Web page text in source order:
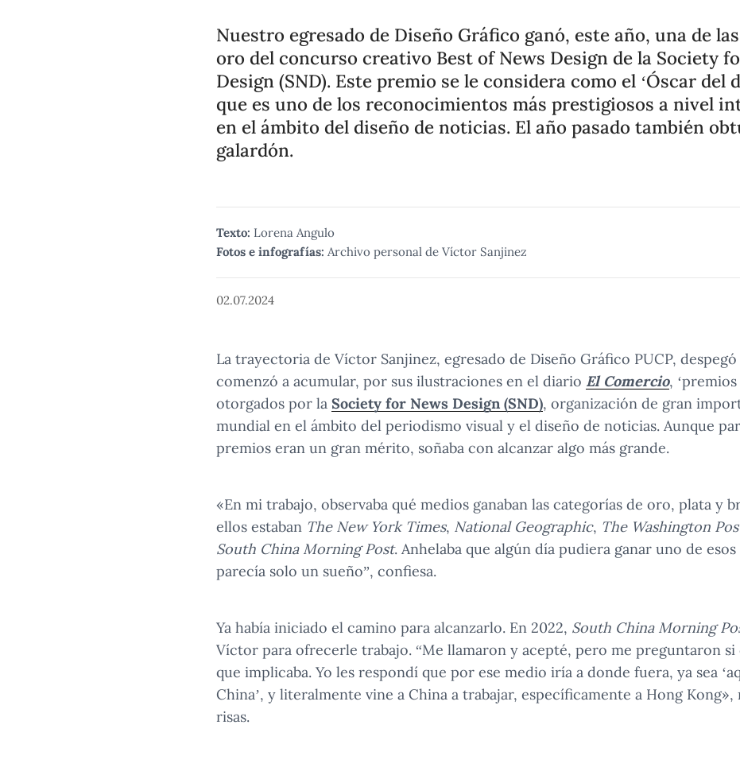
Nuestro egresado de Diseño Gráfico ganó, este año, una de
oro del concurso creativo Best of News Design de la Society
Design (SND). Este premio se le considera como el ‘Óscar del
que es uno de los reconocimientos más prestigiosos a nivel
en el ámbito del diseño de noticias. El año pasado también
galardón.
Texto: Lorena Angulo
Fotos e infografías: Archivo personal de Víctor Sanjinez
02.07.2024
La trayectoria de Víctor Sanjinez, egresado de Diseño Gráfico PUCP, despegó
comenzó a acumular, por sus ilustraciones en el diario El Comercio,
otorgados por la Society for News Design (SND), organización de gran
mundial en el ámbito del periodismo visual y el diseño de noticias. Aunque
premios eran un gran mérito, soñaba con alcanzar algo más grande.
«En mi trabajo, observaba qué medios ganaban las categorías de oro, plata y
ellos estaban The New York Times, National Geographic, The Washington
South China Morning Post. Anhelaba que algún día pudiera ganar uno de
parecía solo un sueño”, confiesa.
Ya había iniciado el camino para alcanzarlo. En 2022, South China Morning
Víctor para ofrecerle trabajo. “Me llamaron y acepté, pero me preguntaron
que implicaba. Yo les respondí que por ese medio iría a donde fuera, ya sea
China’, y literalmente vine a China a trabajar, específicamente a Hong
risas.